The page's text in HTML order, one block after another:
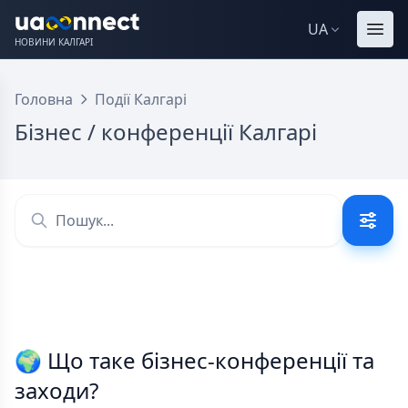
НОВИНИ КАЛГАРІ
UA
Головна Події Калгарі
Бізнес / конференції Калгарі
🌍 Що таке бізнес-конференції та
заходи?